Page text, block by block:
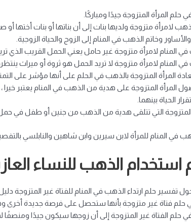
حلم المرأة المتزوجة جيدًا ومباركًا.
لامرأة متزوجة ولديها بنات إلى أن بناتها أو بنات أختها
وخاتم الذهب في المنام إلى الزوج والحياة الزوجية.
المنام لامرأة متزوجة غير حامل يعني الحمل القريب الذي
المنام لامرأة متزوجة لا تريد الحمل هو ثروة أو ميراث
المرأة المتزوجة بالذهب في الحلم على أنها مؤشر على
المرأة المتزوجة على هدية من الذهب في المنام يعتبر خيرا
الحياة بينهما.
المتزوجة التي تتلقى هدية من الذهب من جنين أو طفل في
في المنام للمرأة لابن سيرين وابن شاهين والنابلسي
الذهب للنساء
تفسير حلم ارتداء الذهب في المنام للفتاة غير المتزوجة دليل
حلم فتاة غير متزوجة بأنها ستحصل على فرصة جديدة أخرى
حلم الفتاة غير المتزوجة إلى أن زوجها سيكون جيدًا ومنصفًا